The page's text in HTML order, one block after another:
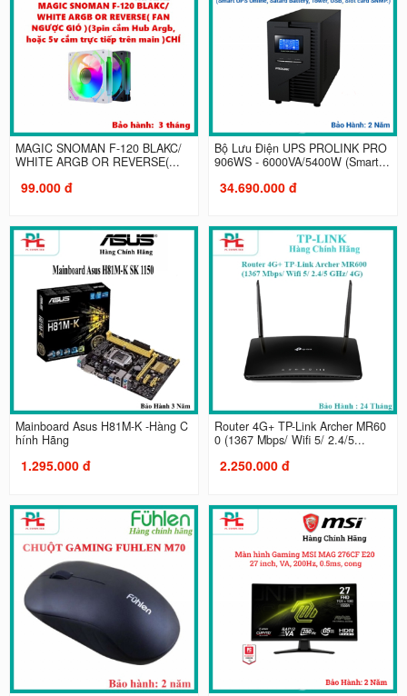
MAGIC SNOMAN F-120 BLAKC/
WHITE ARGB OR REVERSE(...
99.000 đ
Bộ Lưu Điện UPS PROLINK PRO
906WS - 6000VA/5400W (Smart...
34.690.000 đ
Mainboard Asus H81M-K -Hàng C
hính Hãng
1.295.000 đ
Router 4G+ TP-Link Archer MR60
0 (1367 Mbps/ Wifi 5/ 2.4/5...
2.250.000 đ